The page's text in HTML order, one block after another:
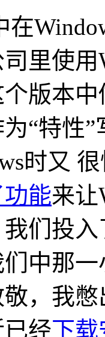
里使
版本
“特性
时又
能来让
们投
中那
，我
经下载